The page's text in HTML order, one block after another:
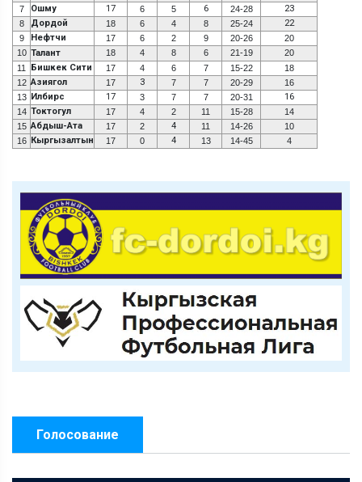
7
Ошму 17 6 5 6 24-28 23
8 Дордой 18 6 4 8 25-24 22
9 Нефтчи 17 6 2 9 20-26
20
10 Талант 18 4 8 6 21-19
20
11
Бишкек Сити 17 4 6 7 15-22
18
12 Азиягол 17 3 7 7 20-29
16
13 Илбирс 17 3 7 7 20-31 16
14 Токтогул 17 4 2 11 15-28
14
15 Абдыш-Ата 17 2 4 11 14-26
10
16 Кыргызалтын 17 0 4 13 14-45 4
Голосование